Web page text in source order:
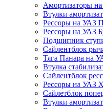
Амортизаторы
Втулки
Рессоры на УАЗ
Рессоры на УАЗ
Подшипник
Сайлентблок
Тяга Панара на
Втулка
Сайлентблок
Рессоры на УАЗ
Сайлетблок
Втулки